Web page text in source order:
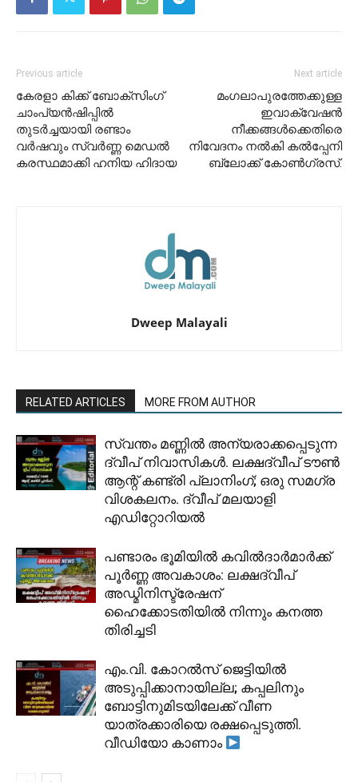
Previous article
കേരളാ കിക്ക് ബോക്സിംഗ്
ചാംപ്യൻഷിപ്പിൽ
തുടർച്ചയായി രണ്ടാം
വർഷവും സ്വർണ്ണ മെഡൽ
കരസ്ഥമാക്കി ഹനിയ ഹിദായ
Next article
മംഗലാപുരത്തേക്കുള്ള
ഇവാക്വേഷൻ
നീക്കങ്ങൾക്കെതിരെ
നിവേദനം നൽകി കൽപ്പേനി
ബ്ലോക്ക് കോൺഗ്രസ്.
Dweep Malayali
RELATED ARTICLES MORE FROM AUTHOR
സ്വന്തം മണ്ണിൽ അന്യരാക്കപ്പെടുന്ന
ദ്വീപ് നിവാസികൾ. ലക്ഷദ്വീപ് ടൗൺ
ആന്റ് കണ്ട്രി പ്ലാനിംഗ്; ഒരു സമഗ്ര
വിശകലനം. ദ്വീപ് മലയാളി
എഡിറ്റോറിയൽ
പണ്ടാരം ഭൂമിയിൽ കവിൽദാർമാർക്ക്
പൂർണ്ണ അവകാശം: ലക്ഷദ്വീപ്
അഡ്മിനിസ്ട്രേഷന്
ഹൈക്കോടതിയിൽ നിന്നും കനത്ത
തിരിച്ചടി
​എം.വി. കോറൽസ് ജെട്ടിയിൽ
അടുപ്പിക്കാനായില്ല; കപ്പലിനും
ബോട്ടിനുമിടയിലേക്ക് വീണ
യാത്രക്കാരിയെ രക്ഷപ്പെടുത്തി.
വീഡിയോ കാണാം